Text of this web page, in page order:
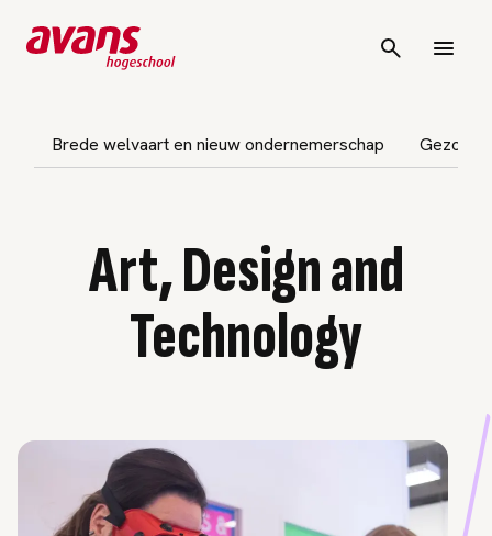
Brede welvaart en nieuw ondernemerschap
Art, Design and
Technology